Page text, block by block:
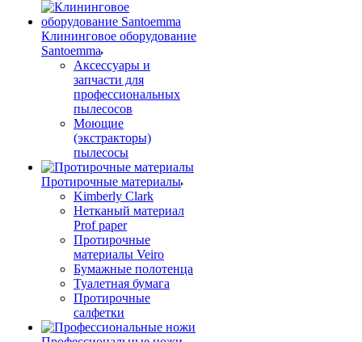
Клининговое оборудование
Santoemma
Аксессуары и
запчасти для
профессиональных
пылесосов
Моющие
(экстракторы)
пылесосы
Протирочные материалы
Kimberly Clark
Нетканый материал
Prof paper
Протирочные
материалы Veiro
Бумажные полотенца
Туалетная бумага
Протирочные
салфетки